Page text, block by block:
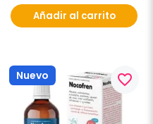
Añadir al carrito
Nuevo favorite_border